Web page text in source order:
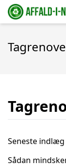
Seneste indlæg
Sådan